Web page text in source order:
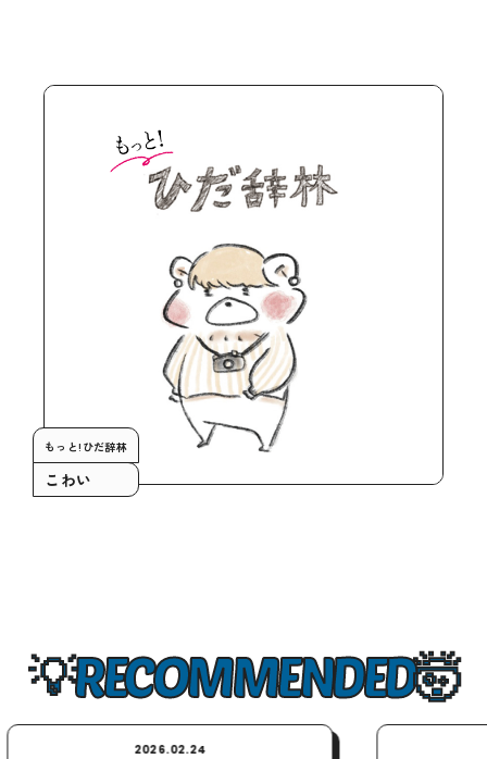
もっと!ひだ辞林
こわい
RECOMMENDED
2026.02.24